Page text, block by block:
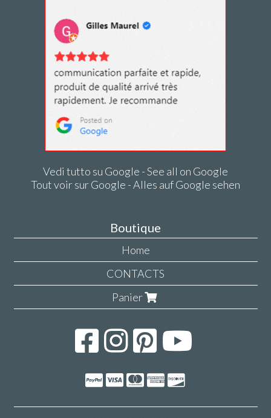
Vedi tutto su Google - See all on Google
Tout voir sur Google - Alles auf Google sehen
Boutique
Home
CONTACTS
Panier